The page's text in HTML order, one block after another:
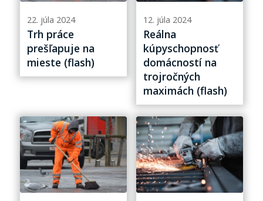
22. júla 2024
Trh práce
prešľapuje na
mieste (flash)
12. júla 2024
Reálna
kúpyschopnosť
domácností na
trojročných
maximách (flash)